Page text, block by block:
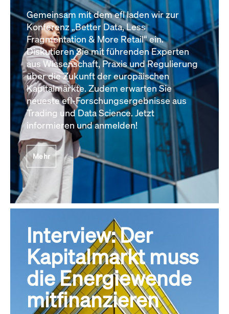
Gemeinsam mit dem efl laden wir zur
Konferenz „Better Data, Less
Fragmentation & More Retail“ ein.
Diskutieren Sie mit führenden Experten
aus Wissenschaft, Praxis und Regulierung
über die Zukunft der europäischen
Kapitalmärkte. Zudem erwarten Sie
neueste efl-Forschungsergebnisse aus
Trading und Data Science. Jetzt
informieren und anmelden!
Mehr
Interview: Der
Kapitalmarkt muss
die Energiewende
mitfinanzieren